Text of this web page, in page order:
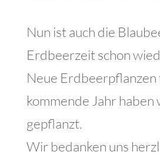
Nun ist auch die
Erdbeerzeit schon
Neue Erdbeerpflanzen
kommende Jahr
gepflanzt.
Wir bedanken uns